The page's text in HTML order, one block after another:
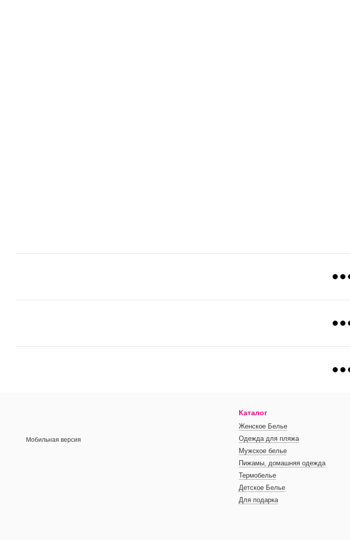
Мобильная версия
Каталог
Женское Белье
Одежда для пляжа
Мужское белье
Пижамы, домашняя одежда
Термобелье
Детское Белье
Для подарка